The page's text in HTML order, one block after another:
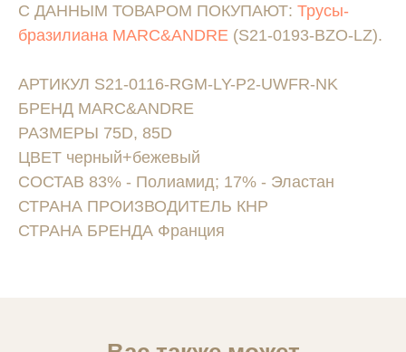
С ДАННЫМ ТОВАРОМ ПОКУПАЮТ: Трусы-
бразилиана MARC&ANDRE (S21-0193-BZO-LZ).
АРТИКУЛ S21-0116-RGM-LY-P2-UWFR-NK
БРЕНД MARC&ANDRE
РАЗМЕРЫ 75D, 85D
ЦВЕТ черный+бежевый
СОСТАВ 83% - Полиамид; 17% - Эластан
СТРАНА ПРОИЗВОДИТЕЛЬ КНР
СТРАНА БРЕНДА Франция